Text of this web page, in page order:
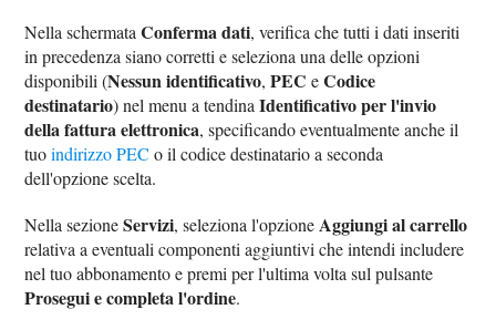
Nella schermataConferma dati, verifica che tutti i dati inseriti
in precedenza siano corretti e seleziona una delle opzioni
disponibili (Nessun identificativo,PEC eCodice
destinatario) nel menu a tendinaIdentificativo per l'invio
della fattura elettronica, specificando eventualmente anche il
tuoindirizzo PEC o il codice destinatario a seconda
dell'opzione scelta.
Nella sezioneServizi, seleziona l'opzioneAggiungi al carrello
relativa a eventuali componenti aggiuntivi che intendi includere
nel tuo abbonamento e premi per l'ultima volta sul pulsante
Prosegui e completa l'ordine.